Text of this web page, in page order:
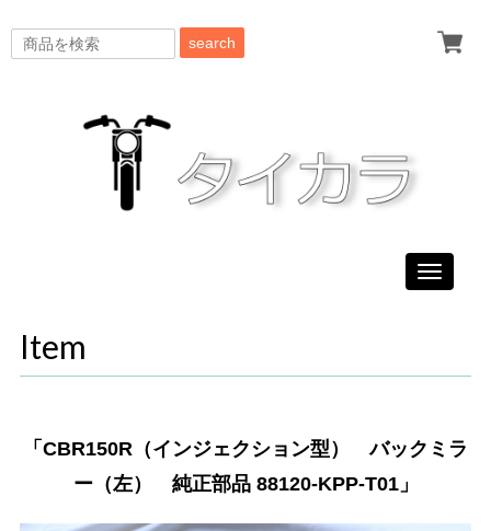
search
Toggle
Item
「CBR150R（インジェクション型） バックミラ
ー（左） 純正部品 88120-KPP-T01」